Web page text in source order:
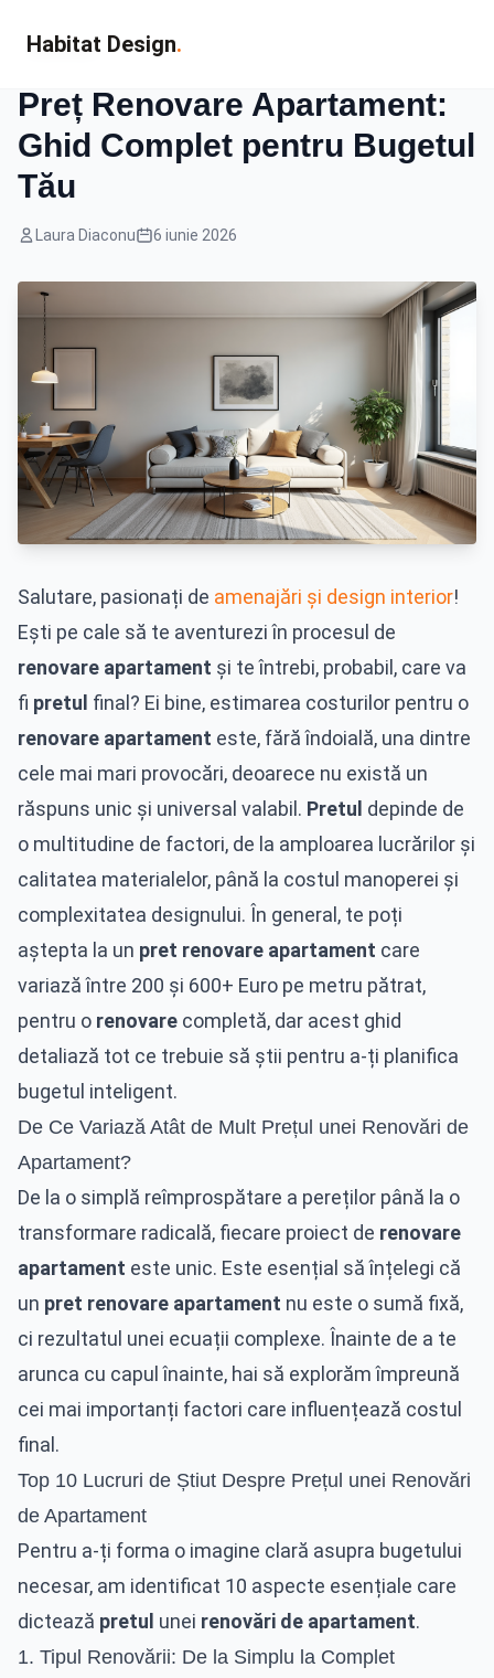
Habitat Design.
Renovari
Preț Renovare Apartament:
Ghid Complet pentru Bugetul
Tău
Laura Diaconu 6 iunie 2026
Salutare, pasionați de amenajări și design interior!
Ești pe cale să te aventurezi în procesul de
renovare apartament și te întrebi, probabil, care va
fi pretul final? Ei bine, estimarea costurilor pentru o
renovare apartament este, fără îndoială, una dintre
cele mai mari provocări, deoarece nu există un
răspuns unic și universal valabil. Pretul depinde de
o multitudine de factori, de la amploarea lucrărilor și
calitatea materialelor, până la costul manoperei și
complexitatea designului. În general, te poți
aștepta la un pret renovare apartament care
variază între 200 și 600+ Euro pe metru pătrat,
pentru o renovare completă, dar acest ghid
detaliază tot ce trebuie să știi pentru a-ți planifica
bugetul inteligent.
De Ce Variază Atât de Mult Prețul unei Renovări de
Apartament?
De la o simplă reîmprospătare a pereților până la o
transformare radicală, fiecare proiect de renovare
apartament este unic. Este esențial să înțelegi că
un pret renovare apartament nu este o sumă fixă,
ci rezultatul unei ecuații complexe. Înainte de a te
arunca cu capul înainte, hai să explorăm împreună
cei mai importanți factori care influențează costul
final.
Top 10 Lucruri de Știut Despre Prețul unei Renovări
de Apartament
Pentru a-ți forma o imagine clară asupra bugetului
necesar, am identificat 10 aspecte esențiale care
dictează pretul unei renovări de apartament.
1. Tipul Renovării: De la Simplu la Complet